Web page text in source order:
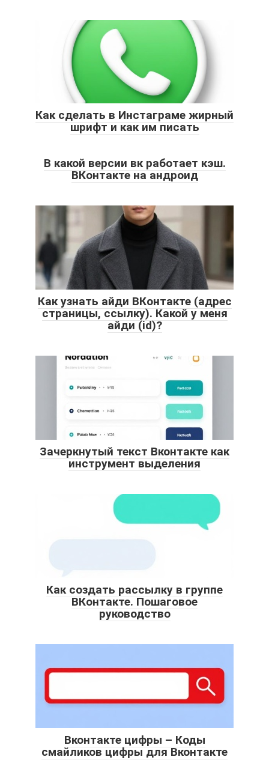
Как сделать в Инстаграме жирный
шрифт и как им писать
В какой версии вк работает кэш.
ВКонтакте на андроид
Как узнать айди ВКонтакте (адрес
страницы, ссылку). Какой у меня
айди (id)?
Зачеркнутый текст Вконтакте как
инструмент выделения
Как создать рассылку в группе
ВКонтакте. Пошаговое
руководство
Вконтакте цифры – Коды
смайликов цифры для Вконтакте